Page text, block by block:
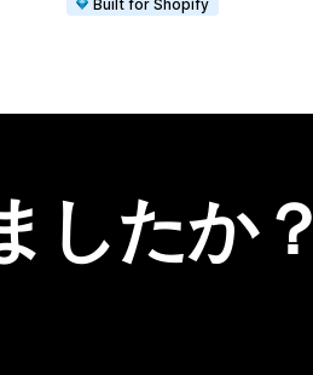
Built for Shopify
したか？